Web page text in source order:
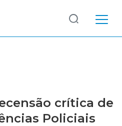
crítica de
Policiais